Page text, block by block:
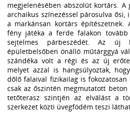
megjelenésében abszolút kortárs. A
archaikus színezéssel párosulva ősi,
a markánsan kortárs
fény játéka a ferde falakon
sejtelmes párbeszédét. Az új
épületbelsőben önálló műtárggyá
szándéka volt a régi és az új
melyet azzal is hangsúlyoztak,
dőlő falaival fizikailag is
csak az őszintén megmutatott beton
tetőterasz szintjén az elválást a
szerkezet közti üvegfödém teszi